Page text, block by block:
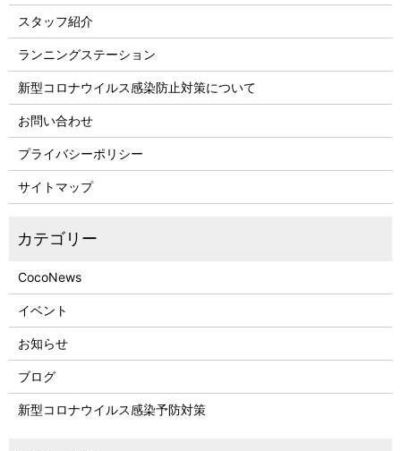
スタッフ紹介
ランニングステーション
新型コロナウイルス感染防止対策について
お問い合わせ
プライバシーポリシー
サイトマップ
CocoNews
イベント
お知らせ
ブログ
新型コロナウイルス感染予防対策